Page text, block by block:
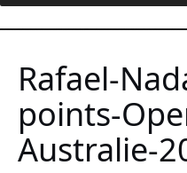
content
Rafael-
points-
Australie-